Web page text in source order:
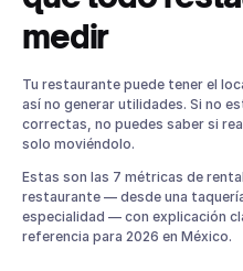
2. Prime Cost: la métrica de
pocos miden
Rango saludable
3. Margen de contribución
deja cada producto
Por qué importa más que el
Ejemplo
4. Ticket promedio: cómo
comensal
medir
Tu restaurante puede tener el
así no generar utilidades. Si no
correctas, no puedes saber si
solo moviéndolo.
Estas son las 7 métricas de
restaurante — desde una
especialidad — con explicación
referencia para 2026 en México.